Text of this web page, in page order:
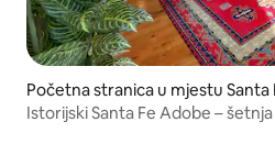
Početna stranica u mjestu Santa
Istorijski Santa Fe Adobe –